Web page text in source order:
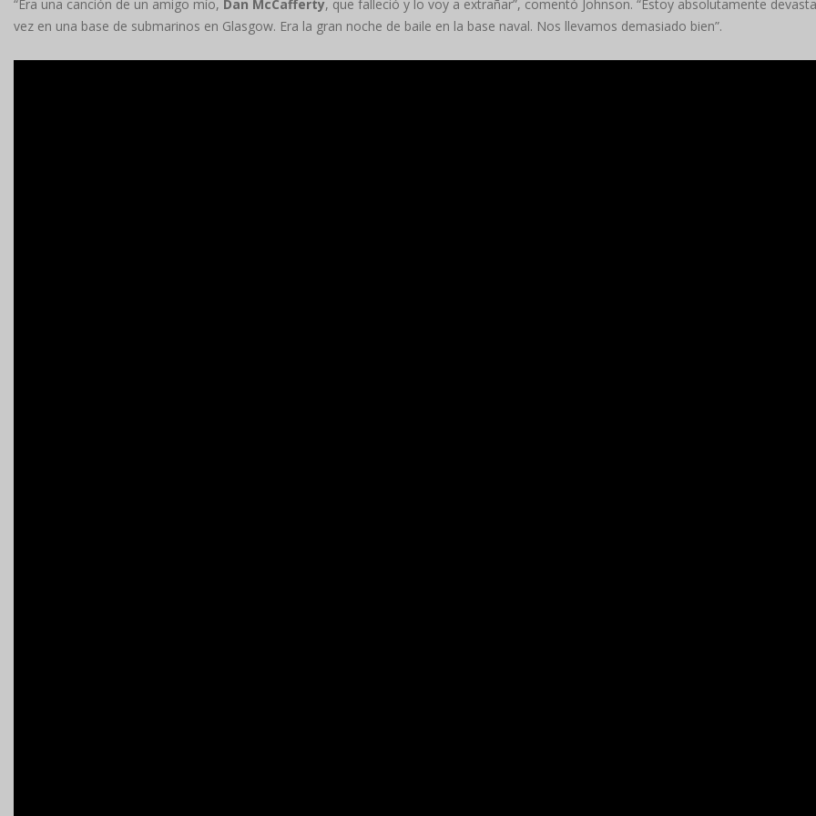
“Era una canción de un amigo mío, Dan McCafferty, que falleció y lo voy a extrañar”, comentó Johnson. “Estoy absolutamente
vez en una base de submarinos en Glasgow. Era la gran noche de baile en la base naval. Nos llevamos demasiado bien”.